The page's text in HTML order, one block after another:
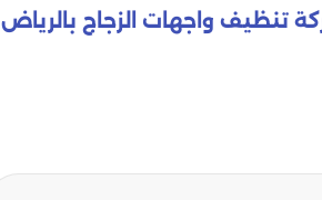
تنظيف واجهات الزجاج بالرياض